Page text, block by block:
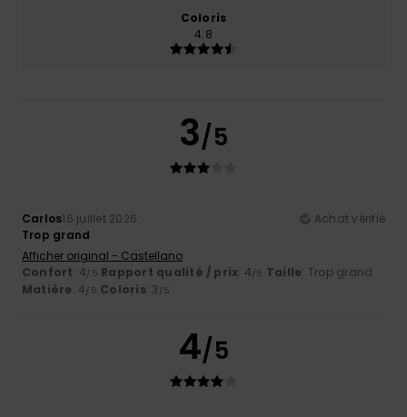
Coloris
4.8
3/5
Carlos16 juillet 2026
Achat vérifié
Trop grand
Afficher original - Castellano
Confort: 4/5 Rapport qualité / prix: 4/5 Taille: Trop grand
Matière: 4/5 Coloris: 3 /5
4/5